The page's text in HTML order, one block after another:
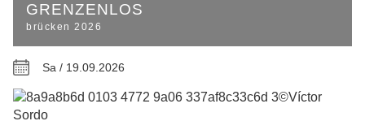
GRENZENLOS
brücken 2026
Sa / 19.09.2026